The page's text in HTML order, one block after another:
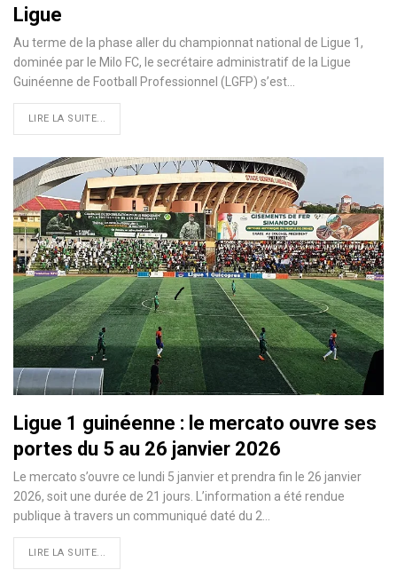
Ligue
Au terme de la phase aller du championnat national de Ligue 1,
dominée par le Milo FC, le secrétaire administratif de la Ligue
Guinéenne de Football Professionnel (LGFP) s’est…
LIRE LA SUITE...
Ligue 1 guinéenne : le mercato ouvre ses
portes du 5 au 26 janvier 2026
Le mercato s’ouvre ce lundi 5 janvier et prendra fin le 26 janvier
2026, soit une durée de 21 jours. L’information a été rendue
publique à travers un communiqué daté du 2…
LIRE LA SUITE...